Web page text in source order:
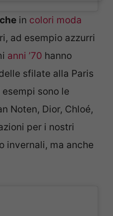
in colori moda
ad esempio azzurri
anni ’70 hanno
sfilate alla Paris
sono le
Noten, Dior, Chloé,
per i nostri
invernali, ma anche